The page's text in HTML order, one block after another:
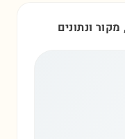
ונתונים